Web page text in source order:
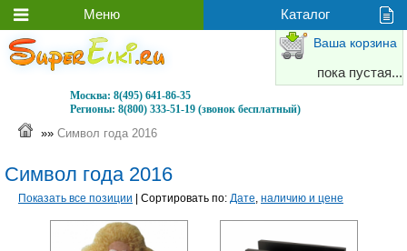
Москва: 8(495) 641-86-35
Регионы: 8(800) 333-51-19 (звонок бесплатный)
Ваша корзина
пока пустая...
»» Символ года 2016
Символ года 2016
Показать все позиции | Сортировать по: Дате, наличию и цене